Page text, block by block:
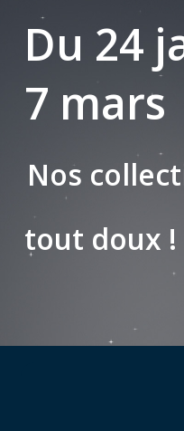
Du 24
7 mars
Nos
tout doux !